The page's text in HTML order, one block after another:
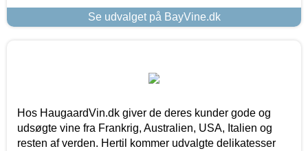
Se udvalget på BayVine.dk
Hos HaugaardVin.dk giver de deres kunder gode og
udsøgte vine fra Frankrig, Australien, USA, Italien og
resten af verden. Hertil kommer udvalgte delikatesser